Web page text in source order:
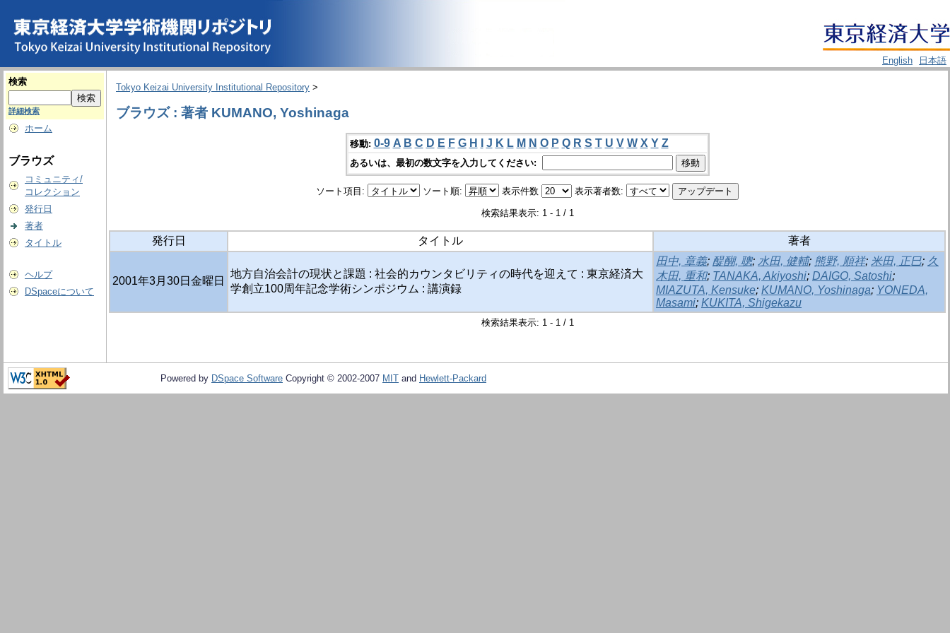
English
日本語
検索
詳細検索
ホーム
ブラウズ
コミュニティ/
コレクション
発行日
著者
タイトル
ヘルプ
DSpaceについて
Tokyo Keizai University Institutional Repository >
ブラウズ : 著者 KUMANO, Yoshinaga
移動: 0-9 A B C D E F G H J K L M N O P Q R S T U V W X Y Z
あるいは、最初の数文字を入力してください:
ソート項目: ソート順: 表示件数 表示著者数:
検索結果表示: 1 - 1 / 1
発行日 タイトル 著者
2001年3月30日金曜日
地方自治会計の現状と課題 : 社会的カウンタビリティの時代を迎えて : 東京経済大
学創立100周年記念学術シンポジウム : 講演録
田中, 章義; 醍醐, 聰; 水田, 健輔; 熊野, 順祥; 米田, 正巳; 久
木田, 重和; TANAKA, Akiyoshi; DAIGO, Satoshi;
MIAZUTA, Kensuke; KUMANO, Yoshinaga; YONEDA,
Masami; KUKITA, Shigekazu
検索結果表示: 1 - 1 / 1
Powered by DSpace Software Copyright © 2002-2007 MIT and Hewlett-Packard